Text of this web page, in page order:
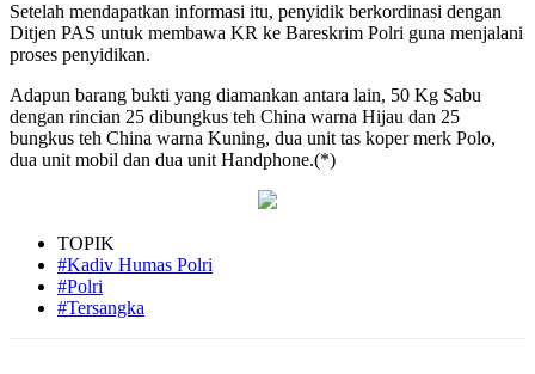
Setelah mendapatkan informasi itu, penyidik berkordinasi dengan
Ditjen PAS untuk membawa KR ke Bareskrim Polri guna menjalani
proses penyidikan.
Adapun barang bukti yang diamankan antara lain, 50 Kg Sabu
dengan rincian 25 dibungkus teh China warna Hijau dan 25
bungkus teh China warna Kuning, dua unit tas koper merk Polo,
dua unit mobil dan dua unit Handphone.(*)
TOPIK
#Kadiv Humas Polri
#Polri
#Tersangka